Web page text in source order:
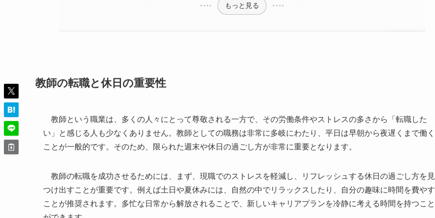
もっと見る
教師の転職と休日の重要性
教師という職業は、多くの人々にとって尊敬される一方で、その労働条件やストレスの多さから「転職した
い」と感じる人も少なくありません。教師としての職務は非常に多岐にわたり、平日は早朝から夜遅くまで働く
ことが一般的です。そのため、限られた週末や休日の過ごし方が非常に重要となります。
教師の転職を成功させるためには、まず、現職でのストレスを軽減し、リフレッシュする休日の過ごし方を見
つけ出すことが重要です。例えば土日や夏休みには、自然の中でリラックスしたり、自分の趣味に時間を費やす
ことが推奨されます。多忙な日常から解放されることで、新しいキャリアプランを冷静に考える時間を持つこと